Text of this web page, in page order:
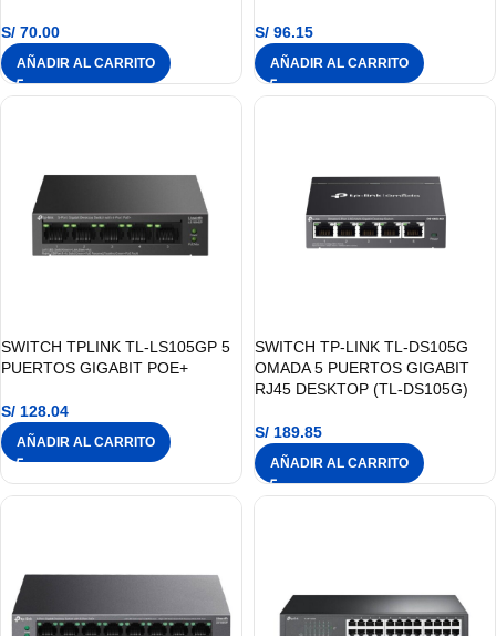
S/ 70.00
AÑADIR AL CARRITO
S/ 96.15
AÑADIR AL CARRITO
SWITCH TPLINK TL-LS105GP 5
PUERTOS GIGABIT POE+
S/ 128.04
AÑADIR AL CARRITO
SWITCH TP-LINK TL-DS105G
OMADA 5 PUERTOS GIGABIT
RJ45 DESKTOP (TL-DS105G)
S/ 189.85
AÑADIR AL CARRITO